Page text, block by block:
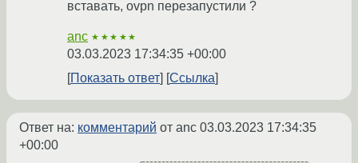
вставать, ovpn перезапустили ?
anc ★★★★★
03.03.2023 17:34:35 +00:00
Показать ответ
Ссылка
Ответ на: комментарий от anc 03.03.2023 17:34:35
+00:00